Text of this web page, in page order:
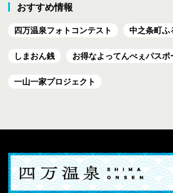
おすすめ情報
四万温泉フォトコンテスト 中之条町ふ
しまおん銭 お得なよってんべぇパスポ
一山一家プロジェクト